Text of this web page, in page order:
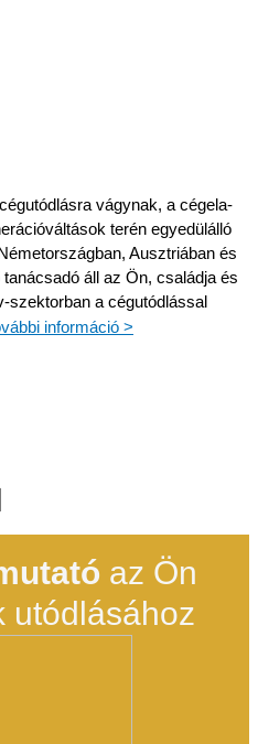
vágynak, a cégela­
terén egyedülál­ló
Ausztriá­ban és
áll az Ön, család­ja és
szektor­ban a cégutód­lás­sal
információ >
az Ön
utódlásához